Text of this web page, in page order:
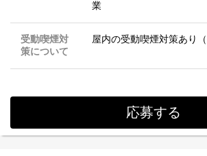
業
受動喫煙対
策について
屋内の受動喫煙対策あり（
応募する